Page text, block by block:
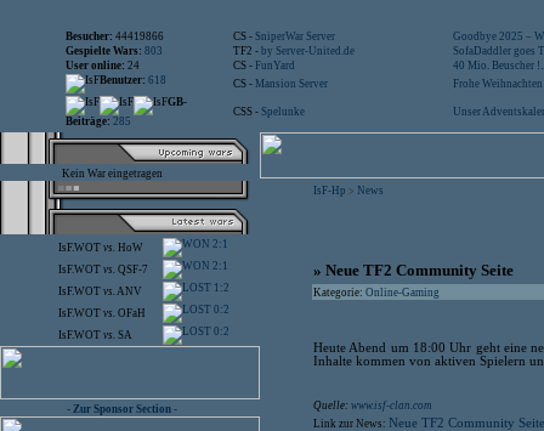
Besucher: 44419866 CS - SniperWar Server
Goodbye 2025 –
Gespielte Wars: 803 TF2 - by Server-United.de
SofaDaddler goes
User online: 24 CS - FunYard
40 Mio. Beuscher
Benutzer: 618 CS - Mansion Server
Frohe
GB-
Beiträge: 285
CSS - Spelunke Unser
Kein War eingetragen
IsF.WOT vs. HoW 2:1
IsF.WOT vs. QSF-7 2:1
IsF.WOT vs.ANV 1:2
IsF.WOT vs. OFaH 0:2
IsF.WOT vs. SA 0:2
- Zur Sponsor Section -
IsF-Hp > News
» Neue TF2 Community Seite
Kategorie: Online-Gaming
Heute Abend um 18:00 Uhr geht eine
Inhalte kommen von aktiven Spielern
Quelle: www.isf-clan.com
Link zur News: Neue TF2 Community Seite